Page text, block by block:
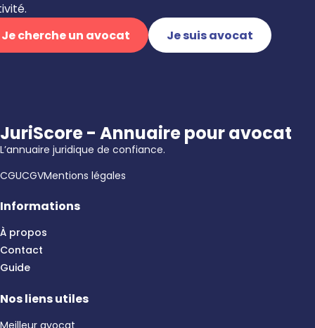
Je cherche un avocat
Je suis avocat
JuriScore - Annuaire pour avocat
L’annuaire juridique de confiance.
CGUCGVMentions légales
Informations
À propos
Contact
Guide
Nos liens utiles
Meilleur avocat